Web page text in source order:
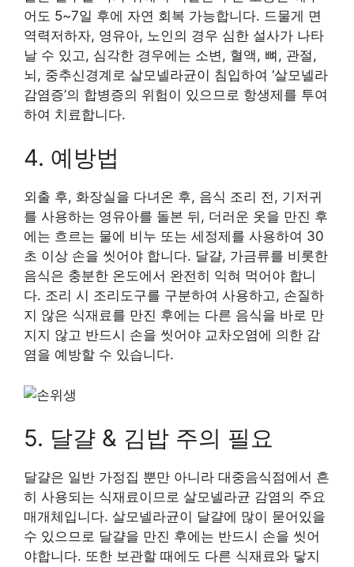
어도 5~7일 후에 자연 회복 가능합니다. 드물게 면
역력저하자, 영유아, 노인의 경우 심한 설사가 나타
날 수 있고, 심각한 경우에는 소변, 혈액, 뼈, 관절,
뇌, 중추신경계로 살모넬라균이 침입하여 ‘살모넬라
감염증’의 합병증의 위험이 있으므로 항생제를 투여
하여 치료합니다.
4. 예방법
외출 후, 화장실을 다녀온 후, 음식 조리 전, 기저귀
를 사용하는 영유아를 돌본 뒤, 더러운 옷을 만진 후
에는 흐르는 물에 비누 또는 세정제를 사용하여 30
초 이상 손을 씻어야 합니다. 달걀, 가금류를 비롯한
음식은 충분한 온도에서 완전히 익혀 먹어야 합니
다. 조리 시 조리도구를 구분하여 사용하고, 손질하
지 않은 식재료를 만진 후에는 다른 음식을 바로 만
지지 않고 반드시 손을 씻어야 교차오염에 의한 감
염을 예방할 수 있습니다.
5. 달걀 & 김밥 주의 필요
달걀은 일반 가정집 뿐만 아니라 대중음식점에서 흔
히 사용되는 식재료이므로 살모넬라균 감염의 주요
매개체입니다. 살모넬라균이 달걀에 많이 묻어있을
수 있으므로 달걀을 만진 후에는 반드시 손을 씻어
야합니다. 또한 보관할 때에도 다른 식재료와 닿지